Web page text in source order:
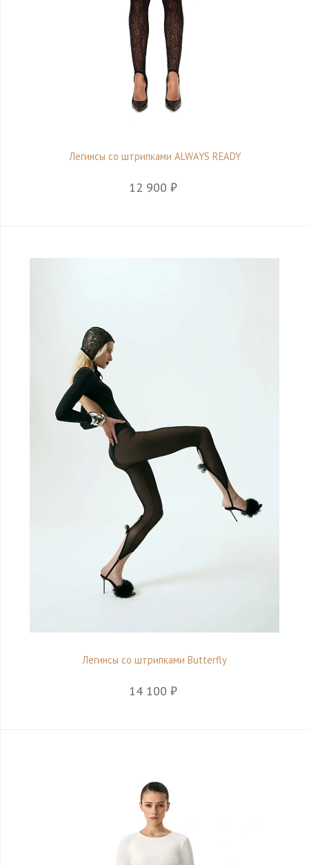
Легинсы со штрипками ALWAYS READY
12 900 ₽
Легинсы со штрипками Butterfly
14 100 ₽